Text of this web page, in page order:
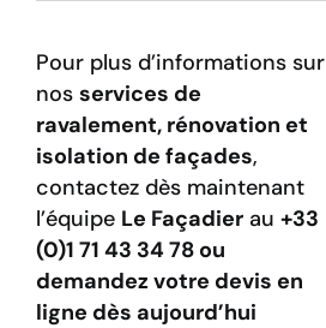
Pour plus d’informations sur
nos services de
ravalement, rénovation et
isolation de façades,
contactez dès maintenant
l’équipe Le Façadier au +33
(0)1 71 43 34 78 ou
demandez votre devis en
ligne dès aujourd’hui